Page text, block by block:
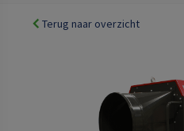
Terug naar overzicht